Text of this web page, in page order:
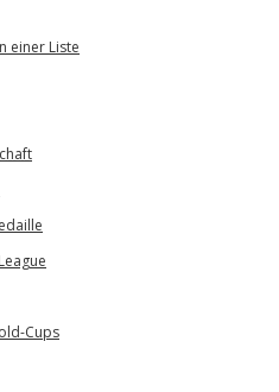
einer Liste
Cups